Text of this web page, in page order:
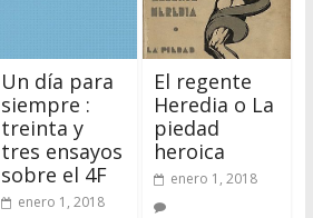
Un día para
siempre :
treinta y
tres ensayos
sobre el 4F
enero 1, 2018
El regente
Heredia o La
piedad
heroica
enero 1, 2018